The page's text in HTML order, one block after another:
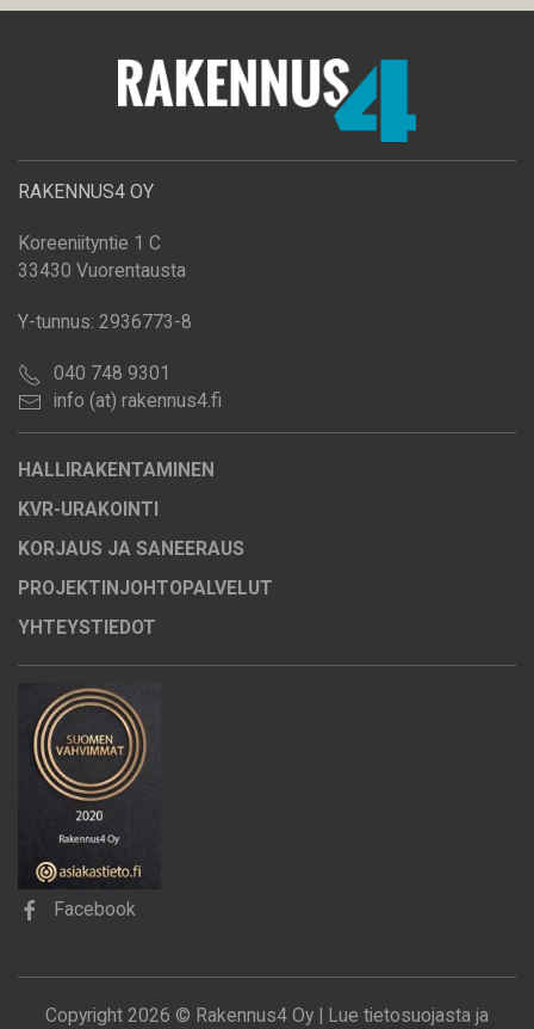
RAKENNUS4 OY
Koreeniityntie 1 C
33430 Vuorentausta
Y-tunnus: 2936773-8
040 748 9301
info (at) rakennus4.fi
HALLIRAKENTAMINEN
KVR-URAKOINTI
KORJAUS JA SANEERAUS
PROJEKTINJOHTOPALVELUT
YHTEYSTIEDOT
Facebook
Copyright 2026 © Rakennus4 Oy | Lue tietosuojasta ja